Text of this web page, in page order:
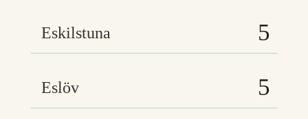
Eskilstuna
Eslöv